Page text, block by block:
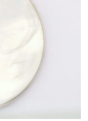
ΜΑΣ ;